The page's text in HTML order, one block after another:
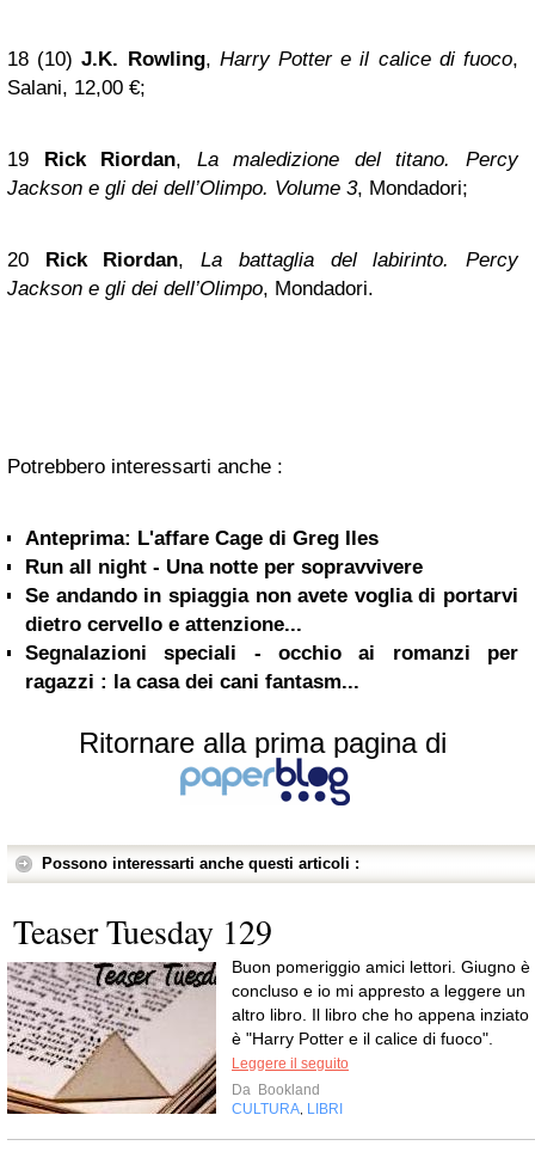
18 (10)J.K. Rowling, Harry Potter e il calice di fuoco,
Salani, 12,00 €;
19 Rick Riordan, La maledizione del titano. Percy
Jackson e gli dei dell’Olimpo. Volume 3, Mondadori;
20 Rick Riordan,La battaglia del labirinto. Percy
Jackson e gli dei dell’Olimpo, Mondadori.
Potrebbero interessarti anche :
Anteprima: L'affare Cage di Greg Iles
Run all night - Una notte per sopravvivere
Se andando in spiaggia non avete voglia di portarvi
dietro cervello e attenzione...
Segnalazioni speciali - occhio ai romanzi per
ragazzi : la casa dei cani fantasm...
Ritornare alla prima pagina di
Possono interessarti anche questi articoli :
Teaser Tuesday 129
Buon pomeriggio amici lettori. Giugno è
concluso e io mi appresto a leggere un
altro libro. Il libro che ho appena inziato
è "Harry Potter e il calice di fuoco".
Leggere il seguito
Da Bookland
CULTURA LIBRI